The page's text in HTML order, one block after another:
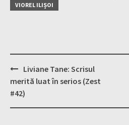
VIOREL ILIȘOI
Post
navigation
Liviane Tane: Scrisul
merită luat în serios (Zest
#42)